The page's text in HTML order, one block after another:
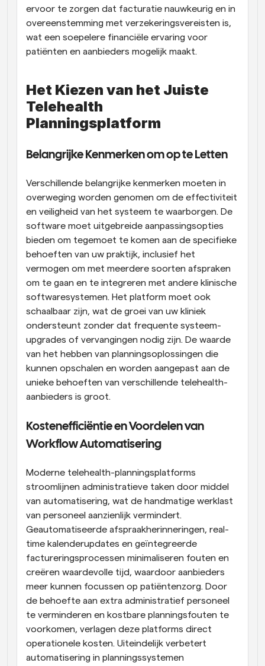
ervoor te zorgen dat facturatie nauwkeurig en in
overeenstemming met verzekeringsvereisten is,
wat een soepelere financiële ervaring voor
patiënten en aanbieders mogelijk maakt.
Het Kiezen van het Juiste
Telehealth
Planningsplatform
Belangrijke Kenmerken om op te Letten
Verschillende belangrijke kenmerken moeten in
overweging worden genomen om de effectiviteit
en veiligheid van het systeem te waarborgen. De
software moet uitgebreide aanpassingsopties
bieden om tegemoet te komen aan de specifieke
behoeften van uw praktijk, inclusief het
vermogen om met meerdere soorten afspraken
om te gaan en te integreren met andere klinische
softwaresystemen. Het platform moet ook
schaalbaar zijn, wat de groei van uw kliniek
ondersteunt zonder dat frequente systeem-
upgrades of vervangingen nodig zijn. De waarde
van het hebben van planningsoplossingen die
kunnen opschalen en worden aangepast aan de
unieke behoeften van verschillende telehealth-
aanbieders is groot.
Kostenefficiëntie en Voordelen van
Workflow Automatisering
Moderne telehealth-planningsplatforms
stroomlijnen administratieve taken door middel
van automatisering, wat de handmatige werklast
van personeel aanzienlijk vermindert.
Geautomatiseerde afspraakherinneringen, real-
time kalenderupdates en geïntegreerde
factureringsprocessen minimaliseren fouten en
creëren waardevolle tijd, waardoor aanbieders
meer kunnen focussen op patiëntenzorg. Door
de behoefte aan extra administratief personeel
te verminderen en kostbare planningsfouten te
voorkomen, verlagen deze platforms direct
operationele kosten. Uiteindelijk verbetert
automatisering in planningssystemen